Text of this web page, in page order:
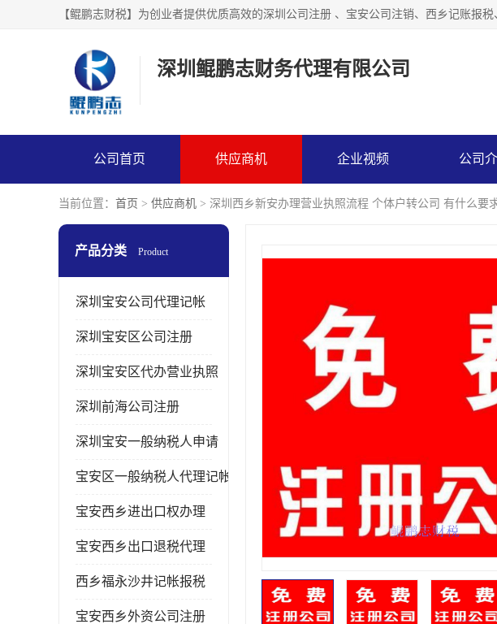
【鲲鹏志财税】为创业者提供优质高效的深圳公司注册 、宝安公司注销、西乡记账报
深圳鲲鹏志财务代理有限公司
公司首页 供应商机 企业视频 公司
当前位置： 首页 > 供应商机 > 深圳西乡新安办理营业执照流程 个体户转公司 有什么要
产品分类 Product
深圳宝安公司代理记帐
深圳宝安区公司注册
深圳宝安区代办营业执照
深圳前海公司注册
深圳宝安一般纳税人申请
宝安区一般纳税人代理记帐
宝安西乡进出口权办理
宝安西乡出口退税代理
西乡福永沙井记帐报税
宝安西乡外资公司注册